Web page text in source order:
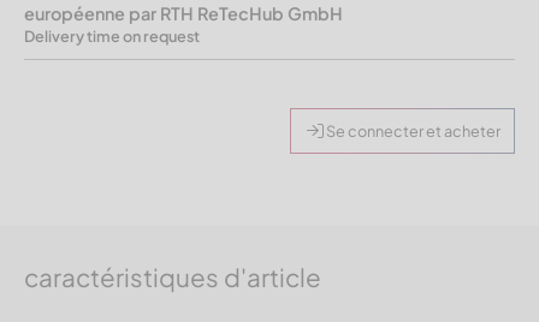
européenne par RTH ReTecHub GmbH
Delivery time on request
Se connecter et acheter
caractéristiques d'article